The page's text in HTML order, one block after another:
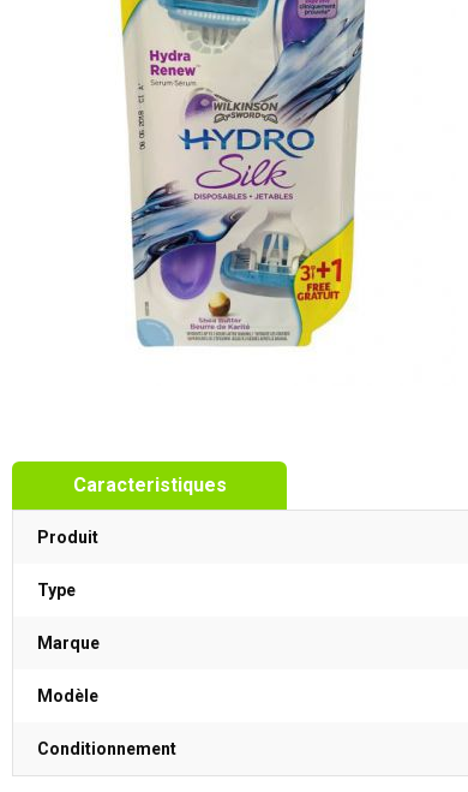
Caracteristiques
Produit
Type
Marque
Modèle
Conditionnement